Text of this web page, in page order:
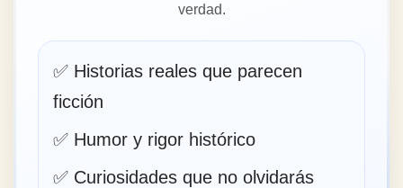
verdad.
✅ Historias reales que parecen
ficción
✅ Humor y rigor histórico
✅ Curiosidades que no olvidarás